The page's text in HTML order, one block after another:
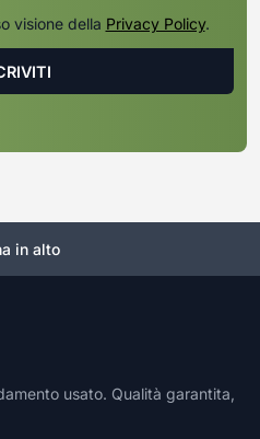
visione della Privacy Policy.
in alto
usato. Qualità garantita,